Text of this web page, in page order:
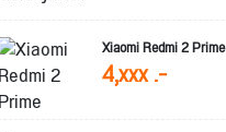
Xiaomi Redmi 2 Prime
4,xxx .-